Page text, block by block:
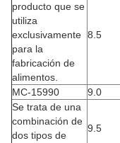
producto que se
utiliza
exclusivamente
para la
fabricación de
alimentos.
8.5
MC-15990 9.0
Se trata de una
combinación de
dos tipos de
9.5